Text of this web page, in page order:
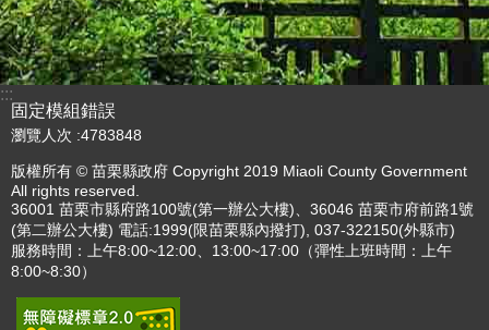
:::
固定模組錯誤
瀏覽人次 4783848
版權所有 © 苗栗縣政府 Copyright 2019 Miaoli County Government
All rights reserved.
36001 苗栗市縣府路100號(第一辦公大樓)、36046 苗栗市府前路1號
(第二辦公大樓) 電話:1999(限苗栗縣內撥打), 037-322150(外縣市)
服務時間：上午8:00~12:00、13:00~17:00（彈性上班時間：上午
8:00~8:30）